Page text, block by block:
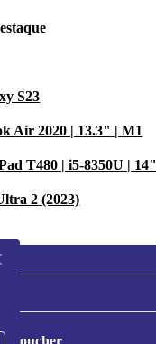
S23
Air 2020 | 13.3" | M1
T480 | i5-8350U | 14"
2 (2023)
voucher